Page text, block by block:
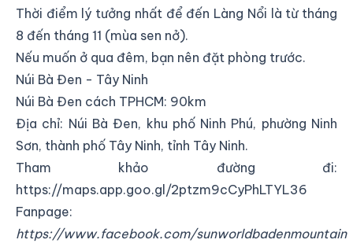
Thời điểm lý tưởng nhất để đến Làng Nổi là từ tháng
8 đến tháng 11 (mùa sen nở).
Nếu muốn ở qua đêm, bạn nên đặt phòng trước.
Núi Bà Đen - Tây Ninh
Núi Bà Đen cách TPHCM: 90km
Địa chỉ: Núi Bà Đen, khu phố Ninh Phú, phường Ninh
Sơn, thành phố Tây Ninh, tỉnh Tây Ninh.
Tham khảo đường đi:
https://maps.app.goo.gl/2ptzm9cCyPhLTYL36
Fanpage:
https://www.facebook.com/sunworldbadenmountain